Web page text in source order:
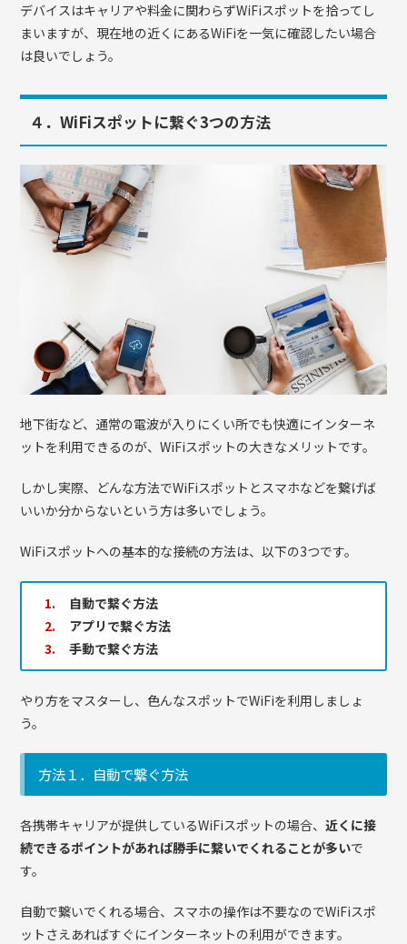
デバイスはキャリアや料金に関わらずWiFiスポットを拾ってし
まいますが、現在地の近くにあるWiFiを一気に確認したい場合
は良いでしょう。
４．WiFiスポットに繋ぐ3つの方法
地下街など、通常の電波が入りにくい所でも快適にインターネ
ットを利用できるのが、WiFiスポットの大きなメリットです。
しかし実際、どんな方法でWiFiスポットとスマホなどを繋げば
いいか分からないという方は多いでしょう。
WiFiスポットへの基本的な接続の方法は、以下の3つです。
自動で繋ぐ方法
アプリで繋ぐ方法
手動で繋ぐ方法
やり方をマスターし、色んなスポットでWiFiを利用しましょ
う。
方法１．自動で繋ぐ方法
各携帯キャリアが提供しているWiFiスポットの場合、近くに接
続できるポイントがあれば勝手に繋いでくれることが多いで
す。
自動で繋いでくれる場合、スマホの操作は不要なのでWiFiスポ
ットさえあればすぐにインターネットの利用ができます。